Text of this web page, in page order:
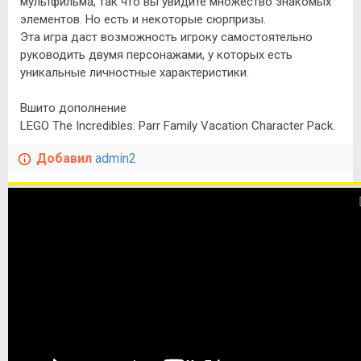
элементов. Но есть и некоторые сюрпризы.
Эта игра даст возможность игроку самостоятельно
руководить двумя персонажами, у которых есть
уникальные личностные характеристики.
Вшито дополнение
LEGO The Incredibles: Parr Family Vacation Character Pack.
Добавил admin2